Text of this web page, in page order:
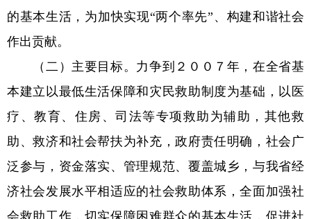
的基本生活，为加快实现“两个率先”、构建和谐社会
作出贡献。
（二）主要目标。力争到２００７年，在全省基
本建立以最低生活保障和灾民救助制度为基础，以医
疗、教育、住房、司法等专项救助为辅助，其他救
助、救济和社会帮扶为补充，政府责任明确，社会广
泛参与，资金落实、管理规范、覆盖城乡，与我省经
济社会发展水平相适应的社会救助体系，全面加强社
会救助工作，切实保障困难群众的基本生活，促进社